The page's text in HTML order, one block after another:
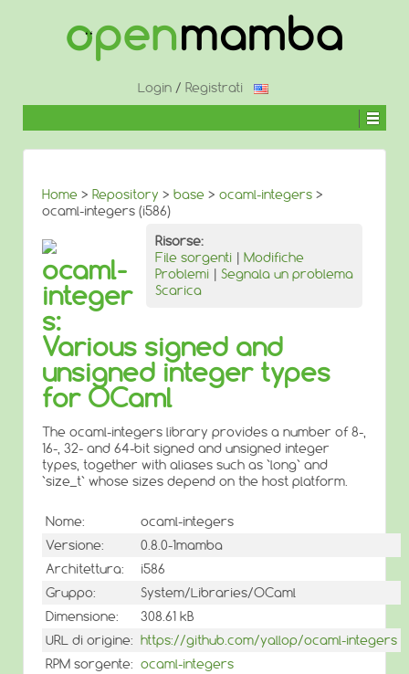
CONTENUTO
Login / Registrati
Home > Repository > base > ocaml-integers >
ocaml-integers (i586)
Risorse:
File sorgenti | Modifiche
Problemi | Segnala un problema
Scarica
ocaml-
integer
s:
Various signed and
unsigned integer types
for OCaml
The ocaml-integers library provides a number of 8-,
16-, 32- and 64-bit signed and unsigned integer
types, together with aliases such as `long` and
`size_t` whose sizes depend on the host platform.
Nome:
ocaml-integers
Versione:
0.8.0-1mamba
Architettura:
i586
Gruppo:
System/Libraries/OCaml
Dimensione:
308.61 kB
URL di origine: https://github.com/yallop/ocaml-integers
RPM sorgente: ocaml-integers